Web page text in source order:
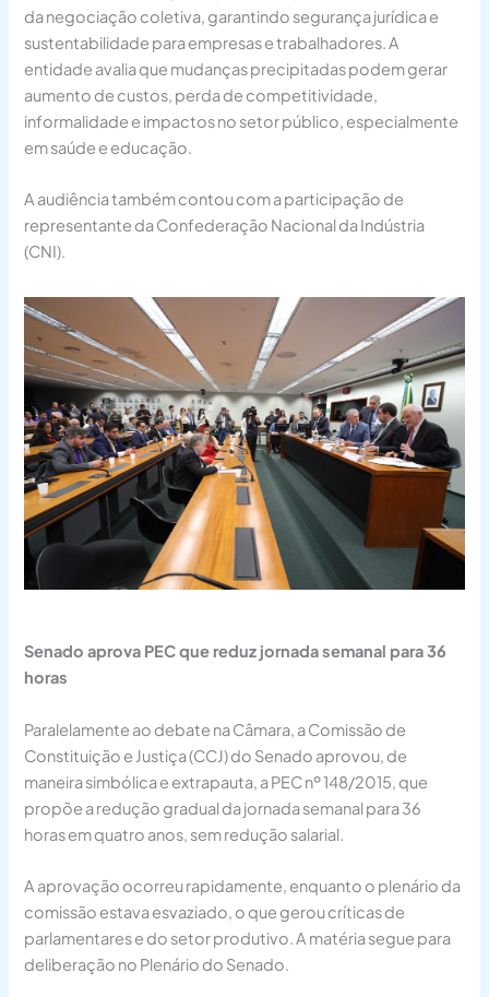
da negociação coletiva, garantindo segurança jurídica e
sustentabilidade para empresas e trabalhadores. A
entidade avalia que mudanças precipitadas podem gerar
aumento de custos, perda de competitividade,
informalidade e impactos no setor público, especialmente
em saúde e educação.
A audiência também contou com a participação de
representante da Confederação Nacional da Indústria
(CNI).
Senado aprova PEC que reduz jornada semanal para 36
horas
Paralelamente ao debate na Câmara, a Comissão de
Constituição e Justiça (CCJ) do Senado aprovou, de
maneira simbólica e extrapauta, a PEC nº 148/2015, que
propõe a redução gradual da jornada semanal para 36
horas em quatro anos, sem redução salarial.
A aprovação ocorreu rapidamente, enquanto o plenário da
comissão estava esvaziado, o que gerou críticas de
parlamentares e do setor produtivo. A matéria segue para
deliberação no Plenário do Senado.